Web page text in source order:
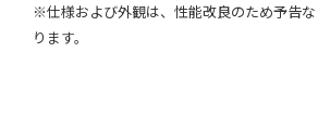
※仕様および外観は、性能改良のため予告
ります。